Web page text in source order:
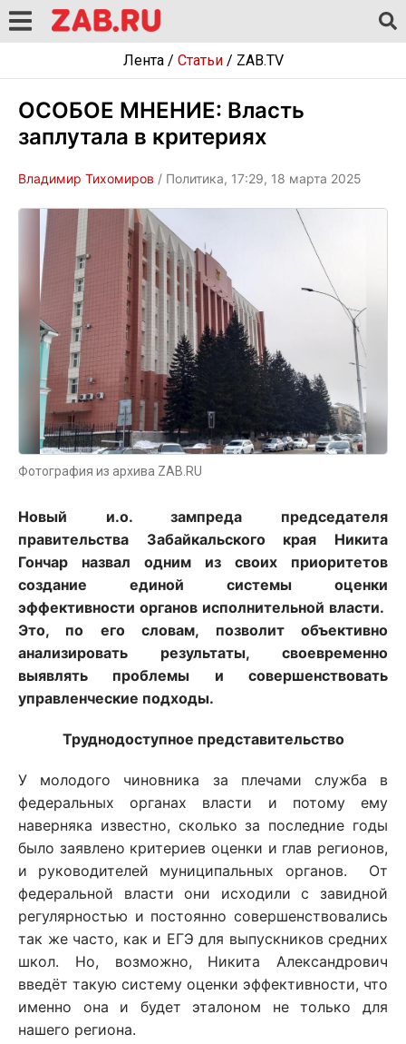
Лента/ Статьи/ ZAB.TV
ОСОБОЕ МНЕНИЕ: Власть
заплутала в критериях
Владимир Тихомиров / Политика, 17:29, 18 марта 2025
Фотография из архива ZAB.RU
Новый и.о. зампреда председателя
правительства Забайкальского края Никита
Гончар назвал одним из своих приоритетов
создание единой системы оценки
эффективности органов исполнительной власти.
Это, по его словам, позволит объективно
анализировать результаты, своевременно
выявлять проблемы и совершенствовать
управленческие подходы.
Труднодоступное представительство
У молодого чиновника за плечами служба в
федеральных органах власти и потому ему
наверняка известно, сколько за последние годы
было заявлено критериев оценки и глав регионов,
и руководителей муниципальных органов. От
федеральной власти они исходили с завидной
регулярностью и постоянно совершенствовались
так же часто, как и ЕГЭ для выпускников средних
школ. Но, возможно, Никита Александрович
введёт такую систему оценки эффективности, что
именно она и будет эталоном не только для
нашего региона.